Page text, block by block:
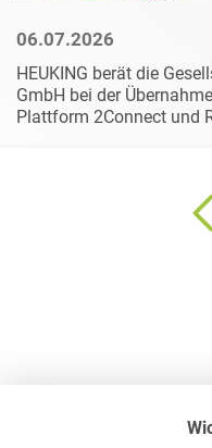
06.07.2026
HEUKING berät die
GmbH bei der
Plattform 2Connect und